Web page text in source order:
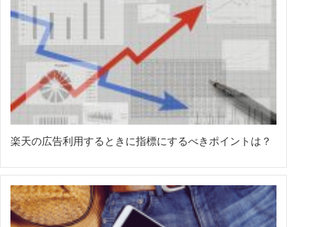
楽天の広告利用するときに指標にするべきポイントは？